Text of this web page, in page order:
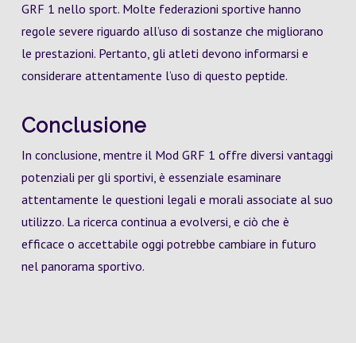
GRF 1 nello sport. Molte federazioni sportive hanno
regole severe riguardo all’uso di sostanze che migliorano
le prestazioni. Pertanto, gli atleti devono informarsi e
considerare attentamente l’uso di questo peptide.
Conclusione
In conclusione, mentre il Mod GRF 1 offre diversi vantaggi
potenziali per gli sportivi, è essenziale esaminare
attentamente le questioni legali e morali associate al suo
utilizzo. La ricerca continua a evolversi, e ciò che è
efficace o accettabile oggi potrebbe cambiare in futuro
nel panorama sportivo.